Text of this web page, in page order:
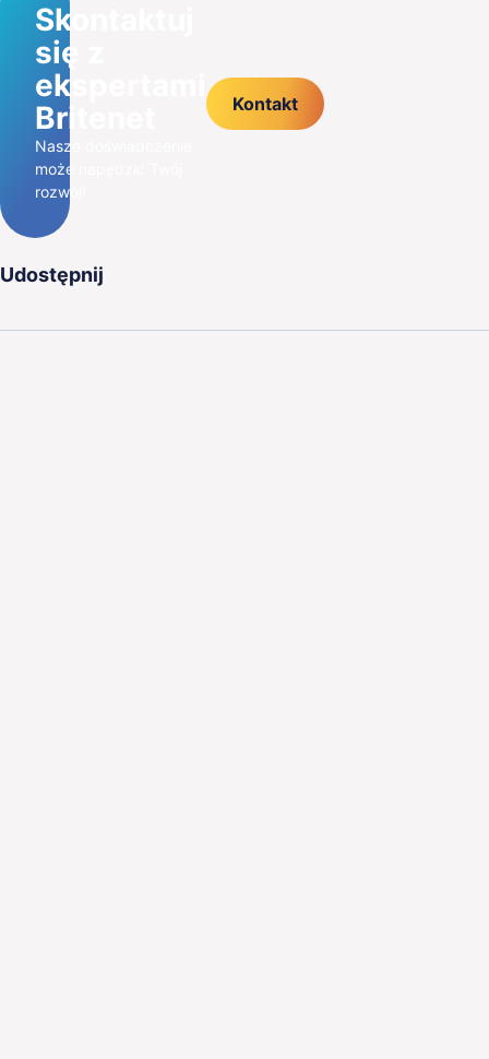
Skontaktuj
się z
ekspertami
Britenet
Nasze doświadczenie
może napędzić Twój
rozwój!
Kontakt
Udostępnij